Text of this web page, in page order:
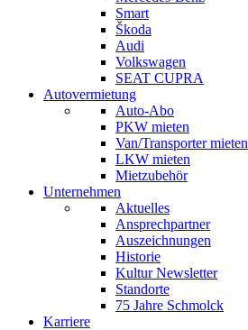
Smart
Škoda
Audi
Volkswagen
SEAT CUPRA
Autovermietung
Auto-Abo
PKW mieten
Van/Transporter mieten
LKW mieten
Mietzubehör
Unternehmen
Aktuelles
Ansprechpartner
Auszeichnungen
Historie
Kultur Newsletter
Standorte
75 Jahre Schmolck
Karriere